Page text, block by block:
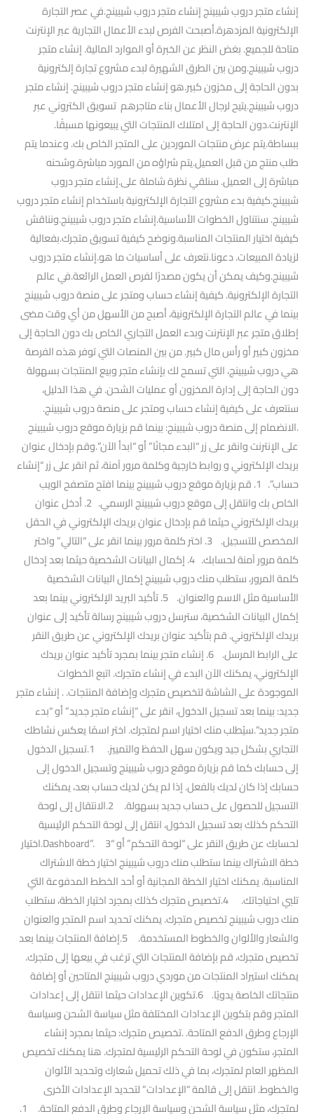
إنشاء متجر دروب شيبينج إنشاء متجر دروب شيبينج.في عصر التجارة
الإلكترونية المزدهرة.أصبحت الفرص لبدء الأعمال التجارية عبر الإنترنت
متاحة للجميع. بغض النظر عن الخبرة أو الموارد المالية. إنشاء متجر
دروب شيبينج.ومن بين الطرق الشهيرة لبدء مشروع تجارة إلكترونية
بدون الحاجة إلى مخزون كبير.هو إنشاء متجر دروب شيبينج. إنشاء متجر
دروب شيبينج.يتيح لرجال الأعمال بناء متاجرهم تسويق الكتروني عبر
الإنترنت.دون الحاجة إلى امتلاك المنتجات التي يبيعونها مسبقًا.
ببساطة.يتم عرض منتجات الموردين على المتجر الخاص بك. وعندما يتم
طلب منتج من قبل العميل.يتم شراؤه من المورد مباشرة.وشحنه
مباشرة إلى العميل. سنلقي نظرة شاملة على.إنشاء متجر دروب
شيبينج.كيفية بدء مشروع التجارة الإلكترونية باستخدام إنشاء متجر دروب
شيبينج. سنتناول الخطوات الأساسية.إنشاء متجر دروب شيبينج.ونناقش
كيفية اختيار المنتجات المناسبة.ونوضح كيفية تسويق متجرك.بفعالية
لزيادة المبيعات. دعونا.نتعرف على أساسيات ما هو.إنشاء متجر دروب
شيبينج.وكيف يمكن أن يكون مصدرًا لفرص العمل الرائعة.في عالم
التجارة الإلكترونية. كيفية إنشاء حساب ومتجر على منصة دروب شيبينج
بينما في عالم التجارة الإلكترونية، أصبح من الأسهل من أي وقت مضى
إطلاق متجر عبر الإنترنت وبدء العمل التجاري الخاص بك دون الحاجة إلى
مخزون كبير أو رأس مال كبير. من بين المنصات التي توفر هذه الفرصة
هي دروب شيبينج، التي تسمح لك بإنشاء متجر وبيع المنتجات بسهولة
دون الحاجة إلى إدارة المخزون أو عمليات الشحن. في هذا الدليل،
سنتعرف على كيفية إنشاء حساب ومتجر على منصة دروب شيبينج.
.الانضمام إلى منصة دروب شيبينج: بينما قم بزيارة موقع دروب شيبينج
على الإنترنت وانقر على زر “البدء مجانًا” أو “ابدأ الآن”.وقم بإدخال عنوان
بريدك الإلكتروني و روابط خارجية وكلمة مرور آمنة، ثم انقر على زر “إنشاء
حساب”. 1. قم بزيارة موقع دروب شيبينج بينما افتح متصفح الويب
الخاص بك وانتقل إلى موقع دروب شيبينج الرسمي. 2. أدخل عنوان
بريدك الإلكتروني حيثما قم بإدخال عنوان بريدك الإلكتروني في الحقل
المخصص للتسجيل. 3. اختر كلمة مرور بينما انقر على “التالي” واختر
كلمة مرور آمنة لحسابك. 4. إكمال البيانات الشخصية حيثما بعد إدخال
كلمة المرور، ستطلب منك دروب شيبينج إكمال البيانات الشخصية
الأساسية مثل الاسم والعنوان. 5. تأكيد البريد الإلكتروني بينما بعد
إكمال البيانات الشخصية، سترسل دروب شيبينج رسالة تأكيد إلى عنوان
بريدك الإلكتروني. قم بتأكيد عنوان بريدك الإلكتروني عن طريق النقر
على الرابط المرسل. 6. إنشاء متجر بينما بمجرد تأكيد عنوان بريدك
الإلكتروني، يمكنك الآن البدء في إنشاء متجرك. اتبع الخطوات
الموجودة على الشاشة لتخصيص متجرك وإضافة المنتجات. . إنشاء متجر
جديد: بينما بعد تسجيل الدخول، انقر على “إنشاء متجر جديد” أو “بدء
متجر جديد”.سيُطلب منك اختيار اسم لمتجرك. اختر اسمًا يعكس نشاطك
التجاري بشكل جيد ويكون سهل الحفظ والتمييز. 1.تسجيل الدخول
إلى حسابك كما قم بزيارة موقع دروب شيبينج وتسجيل الدخول إلى
حسابك إذا كان لديك بالفعل. إذا لم يكن لديك حساب بعد، يمكنك
التسجيل للحصول على حساب جديد بسهولة. 2.الانتقال إلى لوحة
التحكم كذلك بعد تسجيل الدخول، انتقل إلى لوحة التحكم الرئيسية
لحسابك عن طريق النقر على “لوحة التحكم” أو “Dashboard”. 3.اختيار
خطة الاشتراك بينما ستطلب منك دروب شيبينج اختيار خطة الاشتراك
المناسبة. يمكنك اختيار الخطة المجانية أو أحد الخطط المدفوعة التي
تلبي احتياجاتك. 4.تخصيص متجرك كذلك بمجرد اختيار الخطة، ستطلب
منك دروب شيبينج تخصيص متجرك. يمكنك تحديد اسم المتجر والعنوان
والشعار والألوان والخطوط المستخدمة. 5.إضافة المنتجات بينما بعد
تخصيص متجرك، قم بإضافة المنتجات التي ترغب في بيعها إلى متجرك.
يمكنك استيراد المنتجات من موردي دروب شيبينج المتاحين أو إضافة
منتجاتك الخاصة يدويًا. 6.تكوين الإعدادات حيثما انتقل إلى إعدادات
المتجر وقم بتكوين الإعدادات المختلفة مثل سياسة الشحن وسياسة
الإرجاع وطرق الدفع المتاحة. .تخصيص متجرك: حيثما بمجرد إنشاء
المتجر، ستكون في لوحة التحكم الرئيسية لمتجرك. هنا يمكنك تخصيص
المظهر العام لمتجرك، بما في ذلك تحميل شعارك وتحديد الألوان
والخطوط. انتقل إلى قائمة “الإعدادات” لتحديد الإعدادات الأخرى
لمتجرك، مثل سياسة الشحن وسياسة الإرجاع وطرق الدفع المتاحة. 1.